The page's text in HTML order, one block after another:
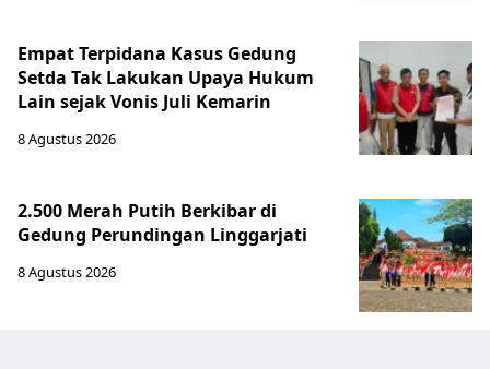
Empat Terpidana Kasus Gedung
Setda Tak Lakukan Upaya Hukum
Lain sejak Vonis Juli Kemarin
8 Agustus 2026
2.500 Merah Putih Berkibar di
Gedung Perundingan Linggarjati
8 Agustus 2026